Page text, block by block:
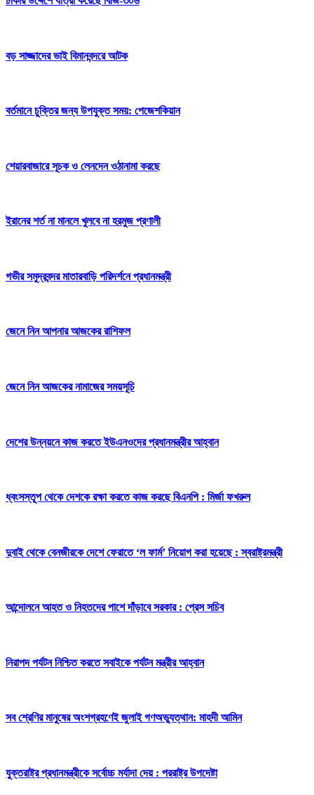
বড় সাজ্জাদের ভাই বিমানবন্দরে আটক
বর্তমানে চুক্তির জন্য উপযুক্ত সময়: পেজেশকিয়ান
শেয়ারবাজারে সূচক ও লেনদেন ওঠানামা করছে
ইরানের শর্ত না মানলে খুলবে না হরমুজ প্রণালী
গভীর সমুদ্রবন্দর মাতারবাড়ি পরিদর্শনে প্রধানমন্ত্রী
জেনে নিন আপনার আজকের রাশিফল
জেনে নিন আজকের নামাজের সময়সূচি
দেশের উন্নয়নে কাজ করতে ইউএনওদের প্রধানমন্ত্রীর আহ্বান
ধ্বংসস্তূপ থেকে দেশকে রক্ষা করতে কাজ করছে বিএনপি : মির্জা ফখরুল
দুবাই থেকে বেনজীরকে দেশে ফেরাতে ‘ল ফার্ম’ নিয়োগ করা হয়েছে : স্বরাষ্ট্রমন্ত্রী
আন্দোলনে আহত ও নিহতদের পাশে দাঁড়াবে সরকার : প্রেস সচিব
নিরাপদ পর্যটন নিশ্চিত করতে সবাইকে পর্যটন মন্ত্রীর আহ্বান
সব শ্রেণির মানুষের অংশগ্রহণেই জুলাই গণঅভ্যুত্থান: মাহদী আমিন
যুক্তরাষ্ট্র প্রধানমন্ত্রীকে সর্বোচ্চ মর্যাদা দেয় : পররাষ্ট্র উপদেষ্টা